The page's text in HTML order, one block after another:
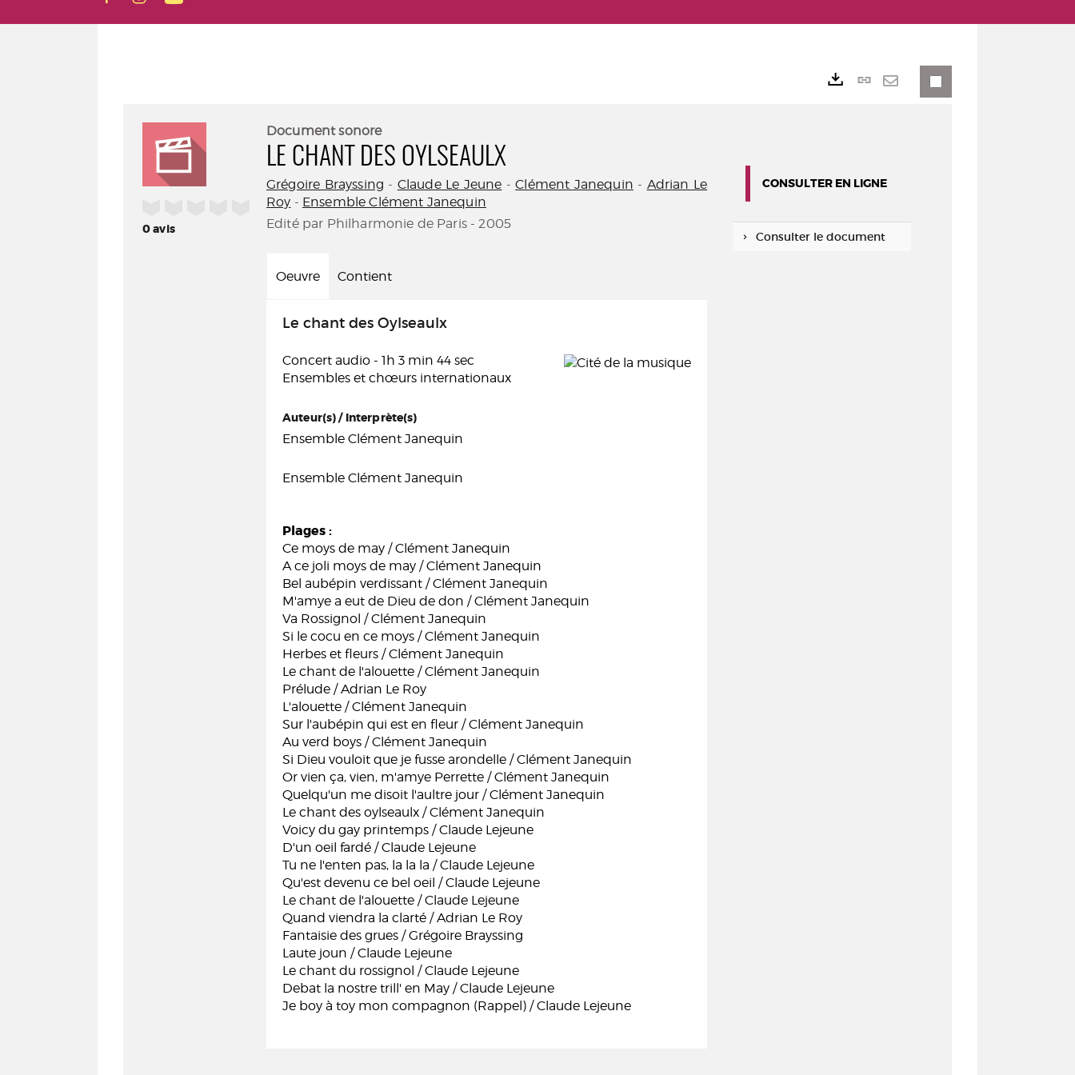
0avis
Document sonore
LE CHANT DES OYLSEAULX
Grégoire Brayssing - Claude Le Jeune -Clément Janequin - Adrian Le
Roy - Ensemble Clément Janequin
Edité par Philharmonie de Paris - 2005
Oeuvre Contient
Le chant des Oylseaulx
Concert audio - 1h 3 min 44 sec
Ensembles et chœurs internationaux
Auteur(s) / Interprète(s)
Ensemble Clément Janequin
Ensemble Clément Janequin
Plages :
Ce moys de may / Clément Janequin
A ce joli moys de may / Clément Janequin
Bel aubépin verdissant / Clément Janequin
M'amye a eut de Dieu de don / Clément Janequin
Va Rossignol / Clément Janequin
Si le cocu en ce moys / Clément Janequin
Herbes et fleurs / Clément Janequin
Le chant de l'alouette / Clément Janequin
Prélude / Adrian Le Roy
L'alouette / Clément Janequin
Sur l'aubépin qui est en fleur / Clément Janequin
Au verd boys / Clément Janequin
Si Dieu vouloit que je fusse arondelle / Clément Janequin
Or vien ça, vien, m'amye Perrette / Clément Janequin
Quelqu'un me disoit l'aultre jour / Clément Janequin
Le chant des oylseaulx / Clément Janequin
Voicy du gay printemps / Claude Lejeune
D'un oeil fardé / Claude Lejeune
Tu ne l'enten pas, la la la / Claude Lejeune
Qu'est devenu ce bel oeil / Claude Lejeune
Le chant de l'alouette / Claude Lejeune
Quand viendra la clarté / Adrian Le Roy
Fantaisie des grues / Grégoire Brayssing
Laute joun / Claude Lejeune
Le chant du rossignol / Claude Lejeune
Debat la nostre trill' en May / Claude Lejeune
Je boy à toy mon compagnon (Rappel) / Claude Lejeune
Lien
CONSULTER EN LIGNE
Consulter le document